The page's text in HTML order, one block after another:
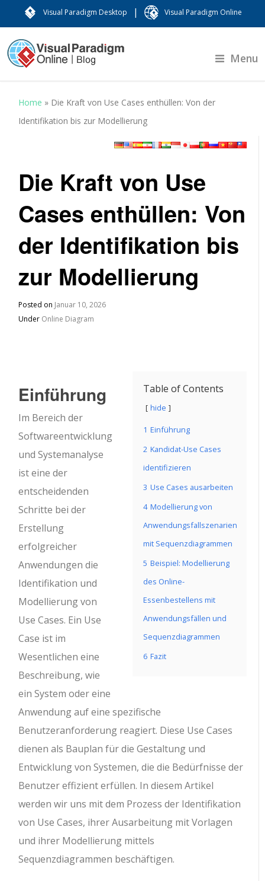
Visual Paradigm Desktop | Visual Paradigm Online
Menu
Home » Die Kraft von Use Cases enthüllen: Von der
Identifikation bis zur Modellierung
Die Kraft von Use
Cases enthüllen: Von
der Identifikation bis
zur Modellierung
Posted on Januar 10, 2026
Under Online Diagram
Table of Contents
hide
1 Einführung
2 Kandidat-Use Cases
identifizieren
3 Use Cases ausarbeiten
4 Modellierung von
Anwendungsfallszenarien
mit Sequenzdiagrammen
5 Beispiel: Modellierung
des Online-
Essenbestellens mit
Anwendungsfällen und
Sequenzdiagrammen
6 Fazit
Einführung
Im Bereich der
Softwareentwicklung
und Systemanalyse
ist eine der
entscheidenden
Schritte bei der
Erstellung
erfolgreicher
Anwendungen die
Identifikation und
Modellierung von
Use Cases. Ein Use
Case ist im
Wesentlichen eine
Beschreibung, wie
ein System oder eine
Anwendung auf eine spezifische
Benutzeranforderung reagiert. Diese Use Cases
dienen als Bauplan für die Gestaltung und
Entwicklung von Systemen, die die Bedürfnisse der
Benutzer effizient erfüllen. In diesem Artikel
werden wir uns mit dem Prozess der Identifikation
von Use Cases, ihrer Ausarbeitung mit Vorlagen
und ihrer Modellierung mittels
Sequenzdiagrammen beschäftigen.